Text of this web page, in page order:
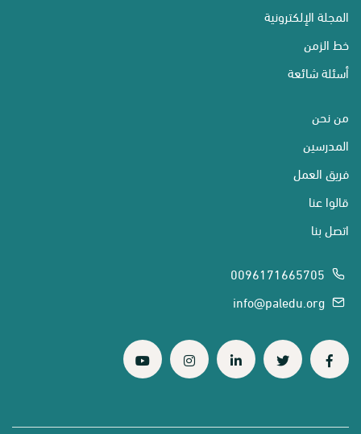
المجلة الإلكترونية
خط الزمن
أسئلة شائعة
من نحن
المدرسين
فريق العمل
قالوا عنا
اتصل بنا
0096171665705
info@paledu.org